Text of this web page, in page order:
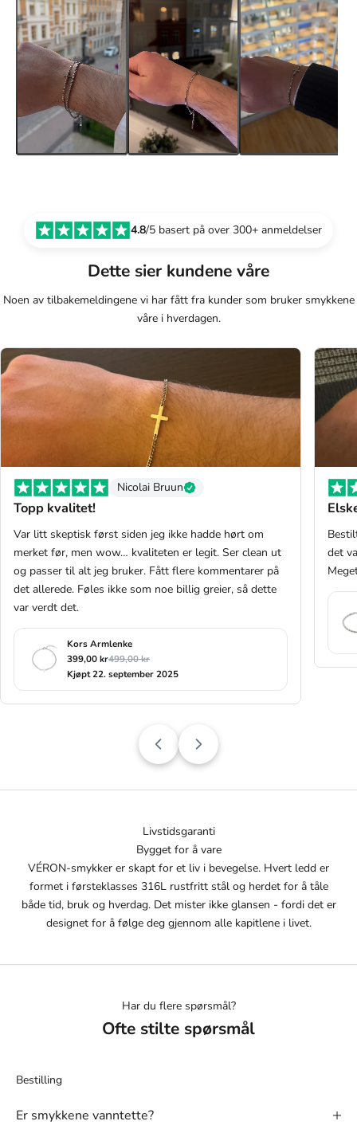
4.8/5 basert på over 300+ anmeldelser
Dette sier kundene våre
Noen av tilbakemeldingene vi har fått fra kunder som bruker smykkene
våre i hverdagen.
Nicolai Bruun
Topp kvalitet!
Var litt skeptisk først siden jeg ikke hadde hørt om
merket før, men wow… kvaliteten er legit. Ser clean ut
og passer til alt jeg bruker. Fått flere kommentarer på
det allerede. Føles ikke som noe billig greier, så dette
var verdt det.
Kors Armlenke
399,00 kr499,00 kr
Kjøpt 22. september 2025
det
Livstidsgaranti
Bygget for å vare
VÉRON-smykker er skapt for et liv i bevegelse. Hvert ledd er
formet i førsteklasses 316L rustfritt stål og herdet for å tåle
både tid, bruk og hverdag. Det mister ikke glansen - fordi det er
designet for å følge deg gjennom alle kapitlene i livet.
Har du flere spørsmål?
Ofte stilte spørsmål
Bestilling
Er smykkene vanntette?